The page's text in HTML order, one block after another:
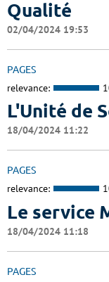
Qualité
02/04/2024 19:53
PAGES
relevance:
L'Unité de
18/04/2024 11:22
PAGES
relevance:
Le service
18/04/2024 11:18
PAGES